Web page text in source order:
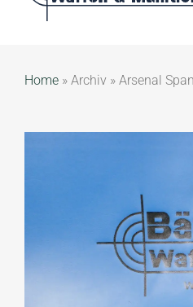
Home » Archiv » Arsenal